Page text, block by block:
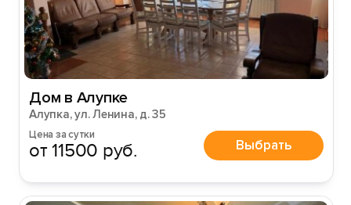
Дом в Алупке
Алупка, ул. Ленина, д. 35
Цена за сутки
от 11500 руб. Выбрать
Вход на сайт
Зарегистрироваться